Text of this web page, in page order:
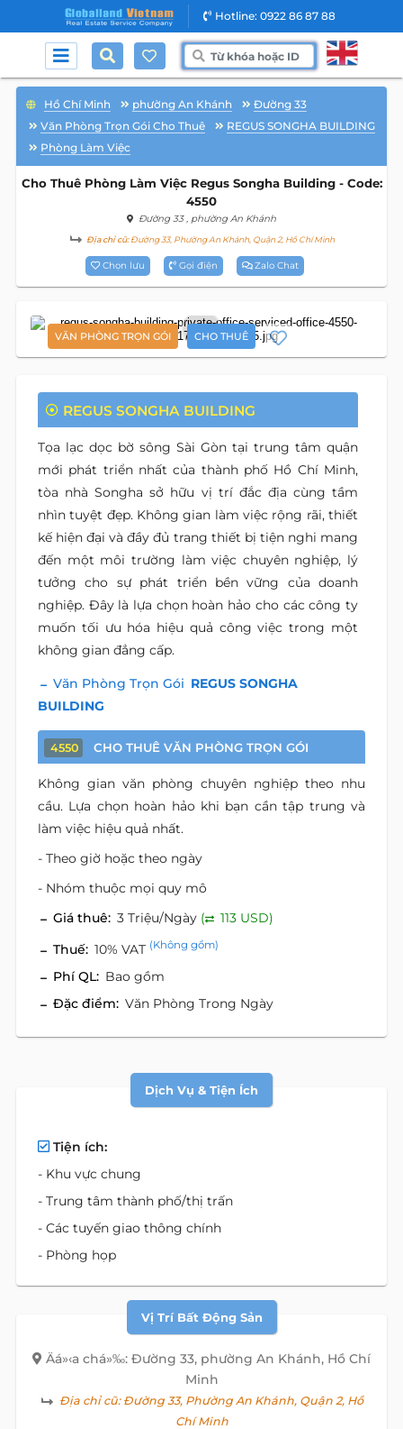
Hotline: 0922 86 87 88
Hồ Chí Minh phường An Khánh
Đường 33
Văn Phòng Trọn Gói Cho Thuê
REGUS SONGHA BUILDING
Phòng Làm Việc
Cho Thuê Phòng Làm Việc Regus Songha Building - Code:
4550
Đường 33 , phường An Khánh
Địa chỉ cũ:Đường 33, Phường An Khánh, Quận 2, Hồ Chí Minh
Chọn lưu Gọi điện Zalo Chat
VĂN PHÒNG TRỌN GÓI CHO THUÊ
11
REGUS SONGHA BUILDING
Tọa lạc dọc bờ sông Sài Gòn tại trung tâm quận
mới phát triển nhất của thành phố Hồ Chí Minh,
tòa nhà Songha sở hữu vị trí đắc địa cùng tầm
nhìn tuyệt đẹp. Không gian làm việc rộng rãi, thiết
kế hiện đại và đầy đủ trang thiết bị tiện nghi mang
đến một môi trường làm việc chuyên nghiệp, lý
tưởng cho sự phát triển bền vững của doanh
nghiệp. Đây là lựa chọn hoàn hảo cho các công ty
muốn tối ưu hóa hiệu quả công việc trong một
không gian đẳng cấp.
Văn Phòng Trọn Gói REGUS SONGHA
BUILDING
4550 CHO THUÊ VĂN PHÒNG TRỌN GÓI
Không gian văn phòng chuyên nghiệp theo nhu
cầu. Lựa chọn hoàn hảo khi bạn cần tập trung và
làm việc hiệu quả nhất.
- Theo giờ hoặc theo ngày
- Nhóm thuộc mọi quy mô
Giá thuê: 3 Triệu/Ngày (
113 USD)
Thuế: 10% VAT (Không gồm)
Phí QL: Bao gồm
Đặc điểm: Văn Phòng Trong Ngày
Dịch Vụ & Tiện Ích
Tiện ích:
- Khu vực chung
- Trung tâm thành phố/thị trấn
- Các tuyến giao thông chính
- Phòng họp
Vị Trí Bất Động Sản
Äá»‹a chá»‰: Đường 33, phường An Khánh, Hồ Chí
Minh
Địa chỉ cũ:Đường 33, Phường An Khánh, Quận 2, Hồ
Chí Minh